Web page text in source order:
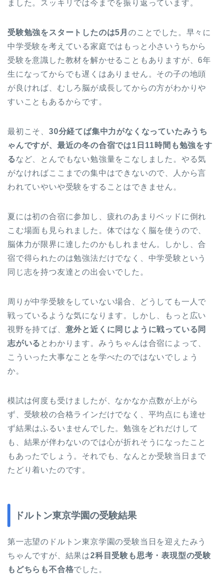
ました。スッキリでは今までを振り返っています。
受験勉強をスタートしたのは5月 のことでした。早々に
中学受験を考えている家庭ではもっと小さいうちから
受験を意識した教材を解かせることもありますが、6年
生になってからでも遅くはありません。その子の地頭
が良ければ、むしろ脳が成長してからの方がわかりや
すいこともあるからです。
最初こそ、 30分経てば集中力がなくなっていたみうち
ゃんですが、最近の冬の合宿では1日11時間も勉強をす
るなど、とんでもない勉強量をこなしました。やる気
がなければここまでの集中はできないので、人から言
われていやいや受験をすることはできません。
夏には初の合宿に参加し、疲れのあまりベッドに倒れ
こむ場面も見られました。体ではなく脳を使うので、
脳体力が限界に達したのかもしれません。しかし、合
宿で得られたのは勉強法だけでなく、中学受験という
同じ志を持つ友達との出会いでした。
周りが中学受験をしていない場合、どうしても一人で
戦っているような気になります。しかし、もっと広い
視野を持てば、 意外と近くに同じように戦っている同
志がいる とわかります。みうちゃんは合宿によって、
こういった大事なことを学べたのではないでしょう
か。
模試は何度も受けましたが、なかなか点数が上がら
ず、受験校の合格ラインだけでなく、平均点にも達せ
ず結果はふるいませんでした。勉強をどれだけして
も、結果が伴わないのでは心が折れそうになったこと
もあったでしょう。それでも、なんとか受験当日まで
たどり着いたのです。
ドルトン東京学園の受験結果
第一志望のドルトン東京学園の受験当日を迎えたみう
ちゃんですが、結果は2科目受験も思考・表現型の受験
もどちらも不合格でした。